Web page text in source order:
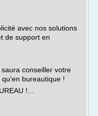
avec nos solutions
de support en
conseiller votre
bureautique !
!...